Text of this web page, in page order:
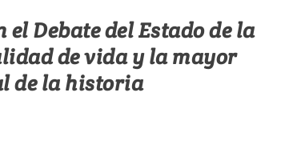
Debate del Estado de la
de vida y la mayor
de la historia